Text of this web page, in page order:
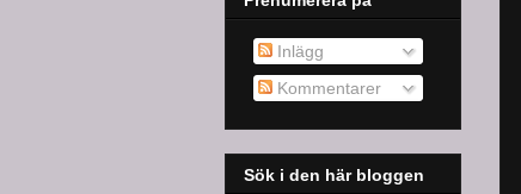
Inlägg
Kommentarer
Sök i den här bloggen